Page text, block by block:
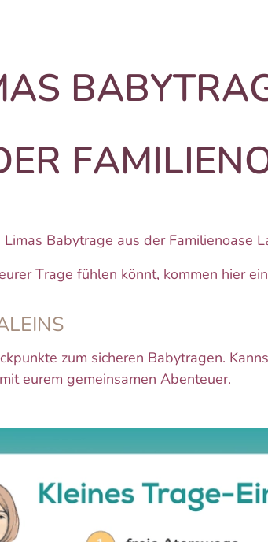
Babytrage aus der Familienoase
Trage fühlen könnt, kommen hier
zum sicheren Babytragen.
eurem gemeinsamen Abenteuer.